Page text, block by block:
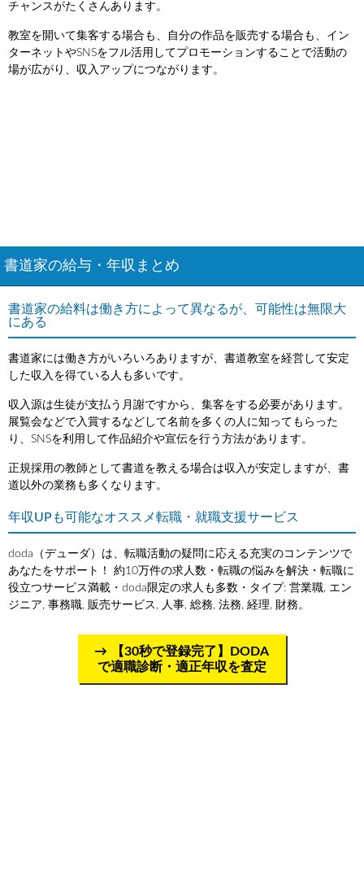
チャンスがたくさんあります。
教室を開いて集客する場合も、自分の作品を販売する場合も、イン
ターネットやSNSをフル活用してプロモーションすることで活動の
場が広がり、収入アップにつながります。
書道家の給与・年収まとめ
書道家の給料は働き方によって異なるが、可能性は無限大
にある
書道家には働き方がいろいろありますが、書道教室を経営して安定
した収入を得ている人も多いです。
収入源は生徒が支払う月謝ですから、集客をする必要があります。
展覧会などで入賞するなどして名前を多くの人に知ってもらった
り、SNSを利用して作品紹介や宣伝を行う方法があります。
正規採用の教師として書道を教える場合は収入が安定しますが、書
道以外の業務も多くなります。
年収UPも可能なオススメ転職・就職支援サービス
doda（デューダ）は、転職活動の疑問に応える充実のコンテンツで
あなたをサポート！ 約10万件の求人数・転職の悩みを解決・転職に
役立つサービス満載・doda限定の求人も多数・タイプ: 営業職, エン
ジニア, 事務職, 販売サービス, 人事, 総務, 法務, 経理, 財務。
【30秒で登録完了】DODA
で適職診断・適正年収を査定